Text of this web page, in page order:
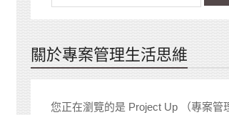
關於專案管理生活思維
您正在瀏覽的是 Project Up （專案管